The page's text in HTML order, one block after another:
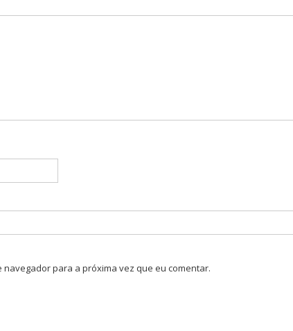
navegador para a próxima vez que eu comentar.